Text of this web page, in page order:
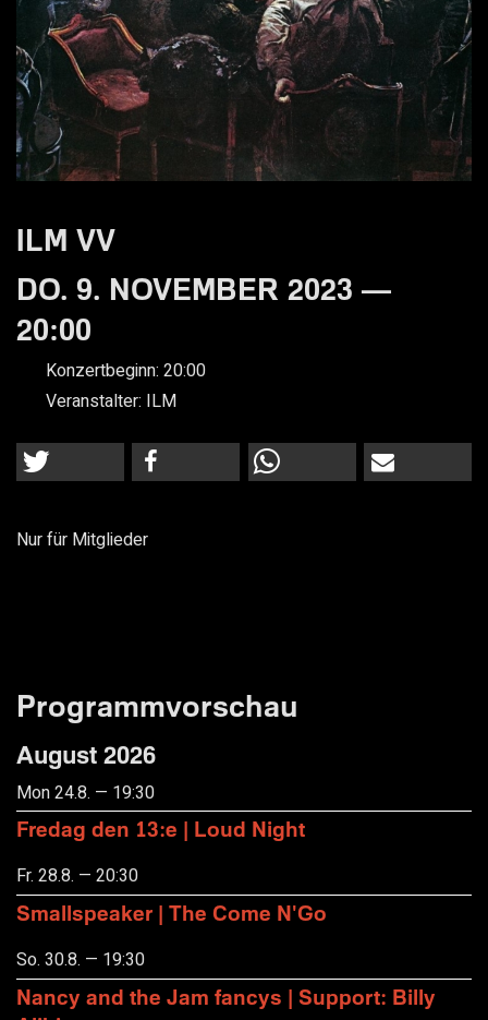
ILM VV
DO. 9. NOVEMBER 2023 —
20:00
Konzertbeginn: 20:00
Veranstalter: ILM
Nur für Mitglieder
Programmvorschau
August 2026
Mon 24.8. — 19:30
Fredag den 13:e | Loud Night
Fr. 28.8. — 20:30
Smallspeaker | The Come N'Go
So. 30.8. — 19:30
Nancy and the Jam fancys | Support: Billy